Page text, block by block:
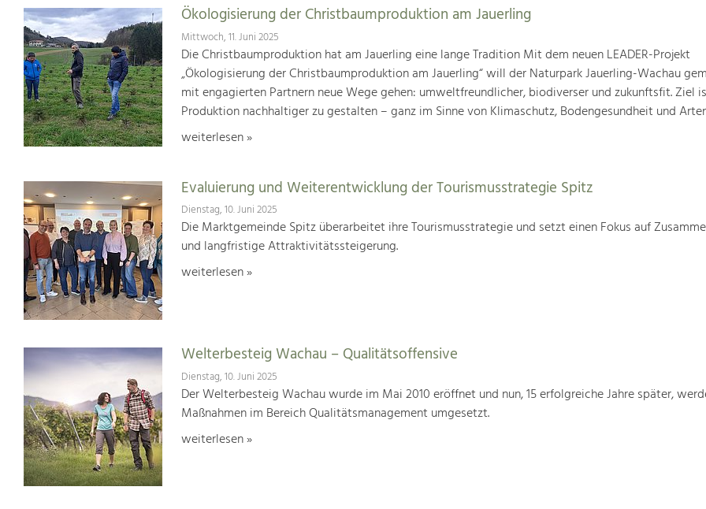
Ökologisierung der Christbaumproduktion am Jauerling
Mittwoch, 11. Juni 2025
Die Christbaumproduktion hat am Jauerling eine lange Tradition Mit dem neuen LEADER-Projekt
„Ökologisierung der Christbaumproduktion am Jauerling“ will der Naturpark Jauerling-Wachau
mit engagierten Partnern neue Wege gehen: umweltfreundlicher, biodiverser und zukunftsfit. Ziel
Produktion nachhaltiger zu gestalten – ganz im Sinne von Klimaschutz, Bodengesundheit und
weiterlesen »
Evaluierung und Weiterentwicklung der Tourismusstrategie Spitz
Dienstag, 10. Juni 2025
Die Marktgemeinde Spitz überarbeitet ihre Tourismusstrategie und setzt einen Fokus auf
und langfristige Attraktivitätssteigerung.
weiterlesen »
Welterbesteig Wachau – Qualitätsoffensive
Dienstag, 10. Juni 2025
Der Welterbesteig Wachau wurde im Mai 2010 eröffnet und nun, 15 erfolgreiche Jahre später,
Maßnahmen im Bereich Qualitätsmanagement umgesetzt.
weiterlesen »